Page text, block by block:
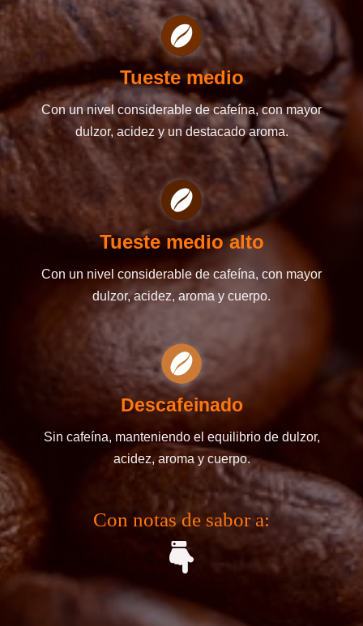
Tueste medio
Con un nivel considerable de cafeína, con mayor
dulzor, acidez y un destacado aroma.
Tueste medio alto
Con un nivel considerable de cafeína, con mayor
dulzor, acidez, aroma y cuerpo.
Descafeinado
Sin cafeína, manteniendo el equilibrio de dulzor,
acidez, aroma y cuerpo.
Con notas de sabor a: